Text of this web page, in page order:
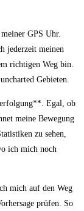
GPS Uhr.​
jederzeit meinen
richtigen ​Weg ‌bin.
Gebieten.
⁤Egal, ob
meine Bewegung
zu sehen,
ich mich⁤ noch⁤
mich auf den ​Weg
⁤prüfen. ‌So